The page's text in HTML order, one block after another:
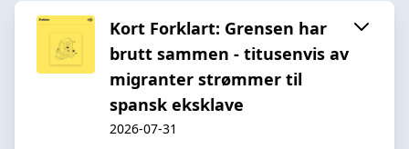
Kort Forklart: Grensen har
brutt sammen - titusenvis av
migranter strømmer til
spansk eksklave
2026-07-31